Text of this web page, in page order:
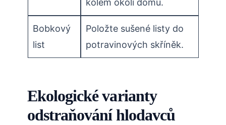
kolem okolí domu.
Bobkový
list
Položte sušené listy do
potravinových skříněk.
Ekologické varianty
odstraňování hlodavců